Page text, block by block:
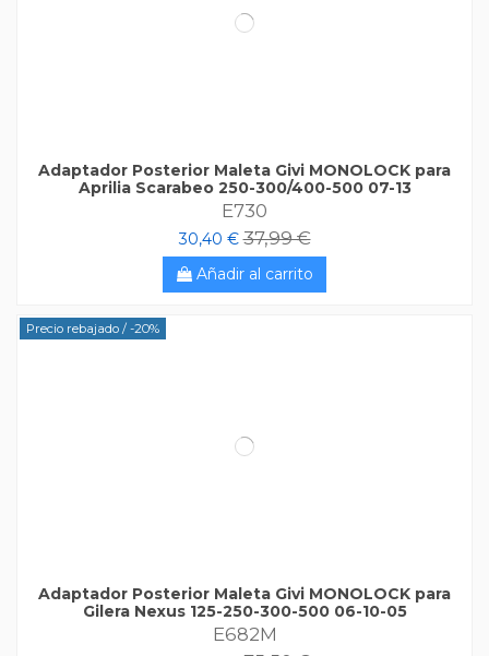
Adaptador Posterior Maleta Givi MONOLOCK para
Aprilia Scarabeo 250-300/400-500 07-13
E730
30,40 € 37,99 €
Añadir al carrito
Precio rebajado / -20%
Adaptador Posterior Maleta Givi MONOLOCK para
Gilera Nexus 125-250-300-500 06-10-05
E682M